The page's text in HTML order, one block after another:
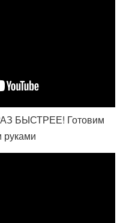
БЫСТРЕЕ! Готовим
руками